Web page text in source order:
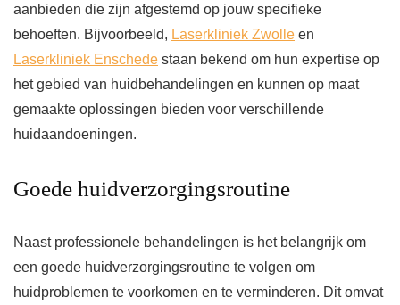
aanbieden die zijn afgestemd op jouw specifieke
behoeften. Bijvoorbeeld, Laserkliniek Zwolle en
Laserkliniek Enschede staan bekend om hun expertise op
het gebied van huidbehandelingen en kunnen op maat
gemaakte oplossingen bieden voor verschillende
huidaandoeningen.
Goede huidverzorgingsroutine
Naast professionele behandelingen is het belangrijk om
een goede huidverzorgingsroutine te volgen om
huidproblemen te voorkomen en te verminderen. Dit omvat